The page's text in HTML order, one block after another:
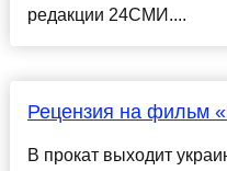
редакции 24СМИ....
Рецензия на фильм
В прокат выходит